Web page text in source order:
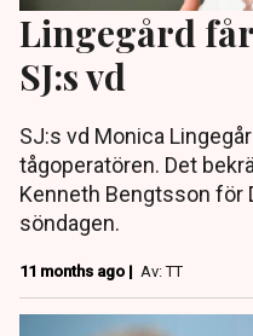
Lingegård
SJ:s vd
SJ:s vd Monica
tågoperatören. Det
Kenneth Bengtsson för
söndagen.
11 months ago | Av: TT